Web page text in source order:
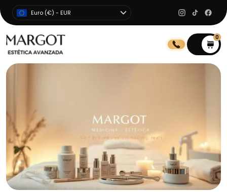
Euro (€) - EUR
0